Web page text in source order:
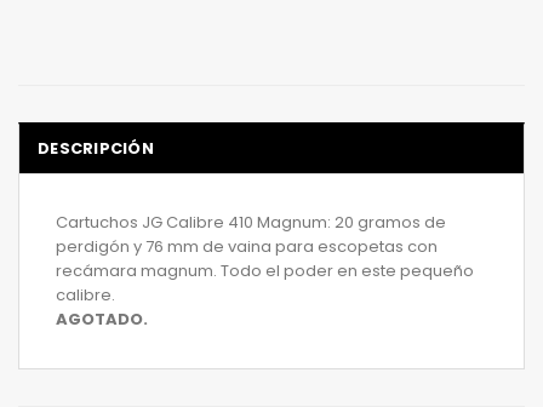
DESCRIPCIÓN
Cartuchos JG Calibre 410 Magnum: 20 gramos de
perdigón y 76 mm de vaina para escopetas con
recámara magnum. Todo el poder en este pequeño
calibre.
AGOTADO.